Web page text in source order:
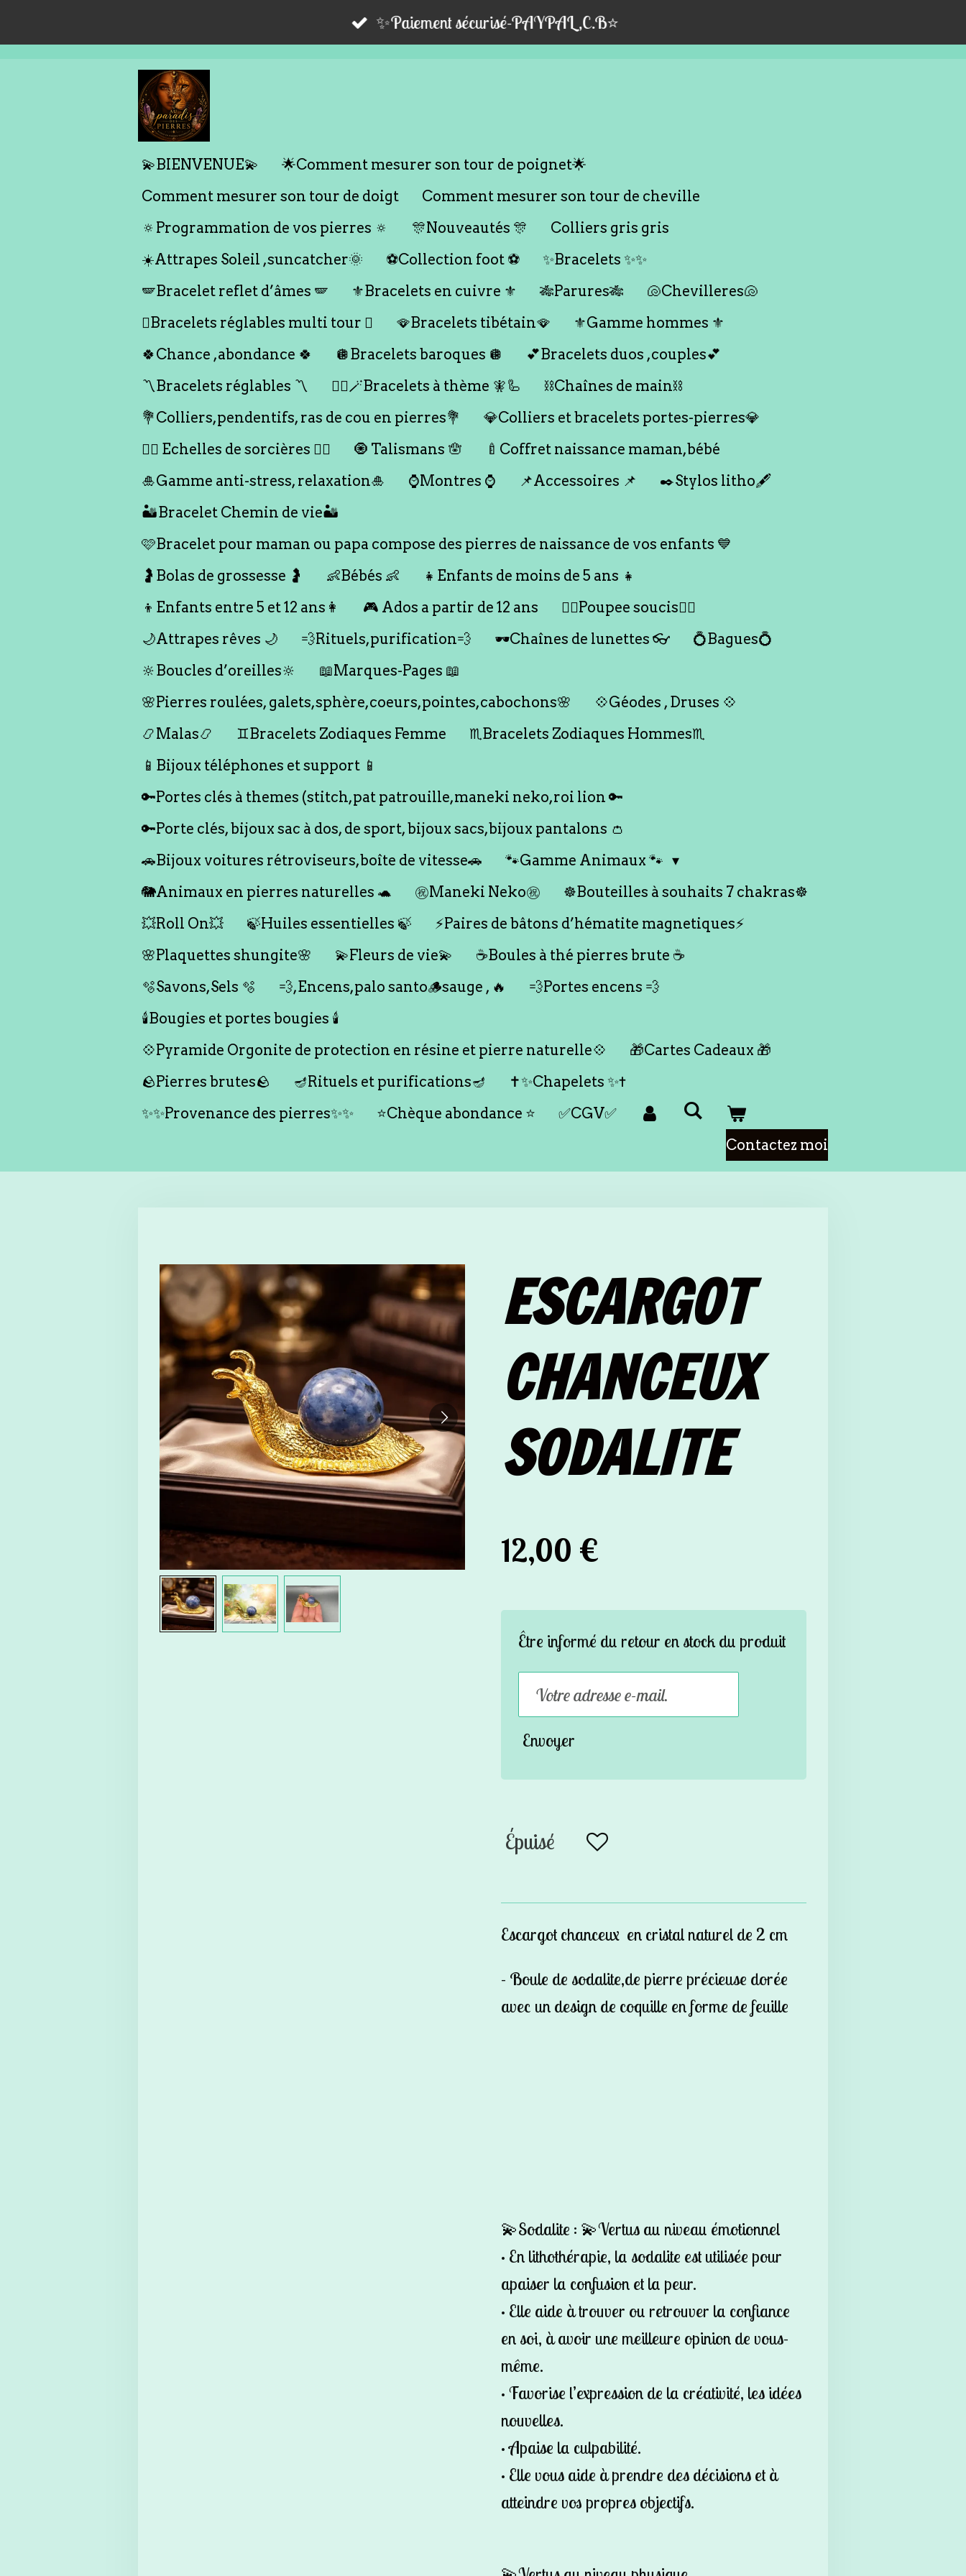
au
✨Paiement sécurisé-PAYPAL,C.B⭐️
💫BIENVENUE💫
🌟Comment mesurer son tour de poignet🌟
Comment mesurer son tour de doigt
Comment mesurer son tour de cheville
🔅Programmation de vos pierres 🔅
🎊Nouveautés 🎊
Colliers gris gris
☀️Attrapes Soleil ,suncatcher🌞
⚽️Collection foot ⚽️
✨Bracelets ✨✨
🪽Bracelet reflet d’âmes 🪽
⚜️Bracelets en cuivre ⚜️ 🎋Parures🎋
🐚Chevilleres🐚
🪎Bracelets réglables multi tour 🪎
🪭Bracelets tibétain🪭
⚜️Gamme hommes ⚜️
🍀Chance ,abondance 🍀
🪩Bracelets baroques 🪩
💕Bracelets duos ,couples💕
〽️Bracelets réglables 〽️
🧞‍♂️🪄Bracelets à thème 🧚🦾
⛓️Chaînes de main⛓️
💐Colliers,pendentifs, ras de cou en pierres💐
💎Colliers et bracelets portes-pierres💎
🧙‍♀️ Echelles de sorcières 🧙‍♀️
🧿 Talismans 🪬
🍼Coffret naissance maman,bébé
🎍Gamme anti-stress, relaxation🎍
⌚️Montres ⌚️ 📌Accessoires 📌
✒️Stylos litho🖋️
🏜️Bracelet Chemin de vie🏜️
🩷Bracelet pour maman ou papa compose des pierres de naissance de vos enfants 💙
🤰Bolas de grossesse 🤰
👶Bébés 👶
👧Enfants de moins de 5 ans 👧
👦Enfants entre 5 et 12 ans👩
🎮 Ados a partir de 12 ans
🙇‍♂️Poupee soucis🙇‍♀️
🌙Attrapes rêves 🌙
💨Rituels,purification💨 🕶️Chaînes de lunettes 👓
💍Bagues💍
🔆Boucles d’oreilles🔆
📖Marques-Pages 📖
🌸Pierres roulées, galets,sphère,coeurs,pointes,cabochons🌸
💠Géodes , Druses 💠
📿Malas📿
♊️Bracelets Zodiaques Femme
♏️Bracelets Zodiaques Hommes♏️
📱Bijoux téléphones et support 📱
🔑Portes clés à themes (stitch,pat patrouille,maneki neko,roi lion 🔑
🔑Porte clés, bijoux sac à dos, de sport, bijoux sacs,bijoux pantalons 👛
🚗Bijoux voitures rétroviseurs,boîte de vitesse🚗
🐾Gamme Animaux 🐾
🐘Animaux en pierres naturelles 🐢
㊗️Maneki Neko㊗️
☸️Bouteilles à souhaits 7 chakras☸️
💥Roll On💥
🍃Huiles essentielles 🍃
⚡️Paires de bâtons d’hématite magnetiques⚡️
🌸Plaquettes shungite🌸
💫Fleurs de vie💫
☕️Boules à thé pierres brute ☕️
🫧Savons,Sels 🫧
💨,Encens,palo santo🪵sauge , 🔥
💨Portes encens 💨
🕯️Bougies et portes bougies 🕯️
💠Pyramide Orgonite de protection en résine et pierre naturelle💠
🎁Cartes Cadeaux 🎁
🪨Pierres brutes🪨
🪔Rituels et purifications🪔
✝️✨Chapelets ✨✝️
✨✨Provenance des pierres✨✨
⭐️Chèque abondance ⭐️
✅CGV✅
Contactez moi
ESCARGOT
CHANCEUX
SODALITE
12,00 €
Être informé du retour en stock du produit
Envoyer
Épuisé
Escargot chanceux en cristal naturel de 2 cm
- Boule de sodalite,de pierre précieuse dorée
avec un design de coquille en forme de feuille
💫Sodalite : 💫Vertus au niveau émotionnel
• En lithothérapie, la sodalite est utilisée pour
apaiser la confusion et la peur.
• Elle aide à trouver ou retrouver la confiance
en soi, à avoir une meilleure opinion de vous-
même.
• Favorise l’expression de la créativité, les idées
nouvelles.
• Apaise la culpabilité.
• Elle vous aide à prendre des décisions et à
atteindre vos propres objectifs.